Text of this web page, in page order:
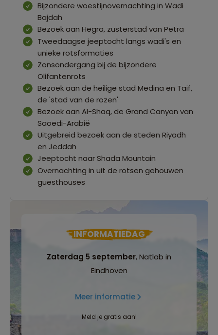
Bijzondere woestijnovernachting in Wadi
Bajdah
Bezoek aan Hegra, zusterstad van Petra
Tweedaagse jeeptocht langs wadi's en
unieke rotsformaties
Zonsondergang bij de bijzondere
Olifantenrots
Bezoek aan de heilige stad Medina en Taif,
de 'stad van de rozen'
Bezoek aan Al-Shaq, de Grand Canyon van
Saoedi-Arabië
Uitgebreid bezoek aan de steden Riyadh
en Jeddah
Jeeptocht naar Shada Mountain
Overnachting in uit de rotsen gehouwen
guesthouses
INFORMATIEDAG
Zaterdag 5 september, Natlab in
Eindhoven
Meer informatie
Meld je gratis aan!